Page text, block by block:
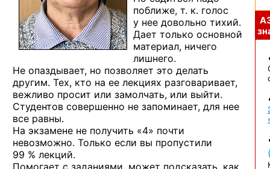
поближе, т. к. голос
у нее довольно тихий.
Дает только основной
материал, ничего
лишнего.
Не опаздывает, но позволяет это делать
другим. Тех, кто на ее лекциях разговаривает,
вежливо просит или замолчать, или выйти.
Студентов совершенно не запоминает, для нее
все равны.
На экзамене не получить «4» почти
невозможно. Только если вы пропустили
99 % лекций.
Помогает с заданиями, может подсказать, как